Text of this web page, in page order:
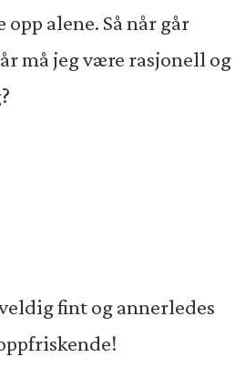
alene. Så når går
må jeg være rasjonell og
fint og annerledes